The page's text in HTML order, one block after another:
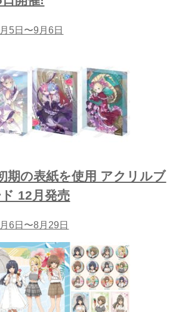
5日〜9月6日
期の表紙を使用 アクリルブ
12月発売
6日〜8月29日